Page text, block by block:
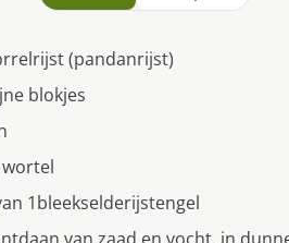
(pandanrijst)
blokjes
1bleekselderijstengel